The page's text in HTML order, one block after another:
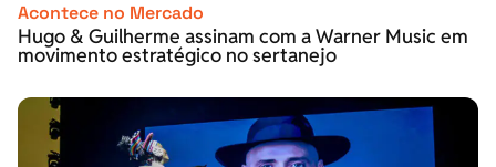
Acontece no Mercado
Hugo & Guilherme assinam com a Warner Music em
movimento estratégico no sertanejo